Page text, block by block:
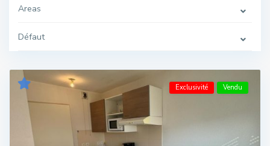
Areas
Défaut
Exclusivité Vendu